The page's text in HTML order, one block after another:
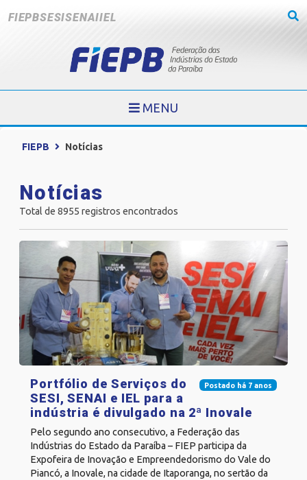
FIEPBSESISENAIIEL
MENU
FIEPB Notícias
Notícias
Total de 8955 registros encontrados
Postado há 7 anos
Portfólio de Serviços do
SESI, SENAI e IEL para a
indústria é divulgado na 2ª Inovale
Pelo segundo ano consecutivo, a Federação das
Indústrias do Estado da Paraíba – FIEP participa da
Expofeira de Inovação e Empreendedorismo do Vale do
Piancó, a Inovale, na cidade de Itaporanga, no sertão da